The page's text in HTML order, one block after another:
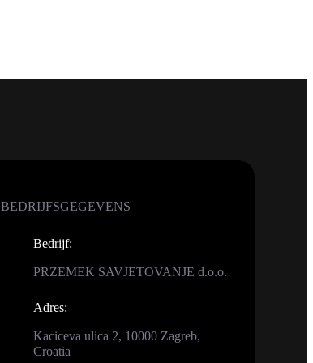
BEDRIJFSGEGEVENS
Bedrijf:
PRZEMEK SAVJETOVANJE d.o.o.
Adres:
Kaciceva ulica 2, 10000 Zagreb,
Croatia